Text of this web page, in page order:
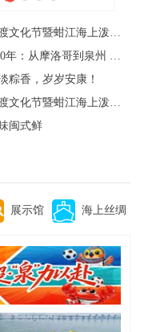
粽香，岁岁安康！
闽式鲜
展示馆 海上丝绸